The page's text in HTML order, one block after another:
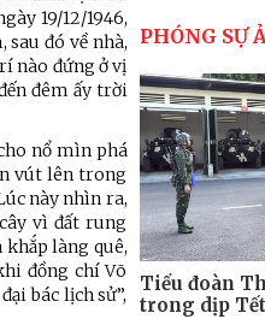
19/12/1946,
đó về nhà,
nào đứng ở vị
đêm ấy trời
nổ mìn phá
vút lên trong
này nhìn ra,
vì đất rung
làng quê,
đồng chí Võ
bác lịch sử”,
vệ “vững
Trung đoàn
luyện giỏi
chiến đấu
Tiểu đoàn
tốt diễn tập
thật
Nơi sinh
năng
PHÓNG SỰ
Tiểu đoàn
trong dịp